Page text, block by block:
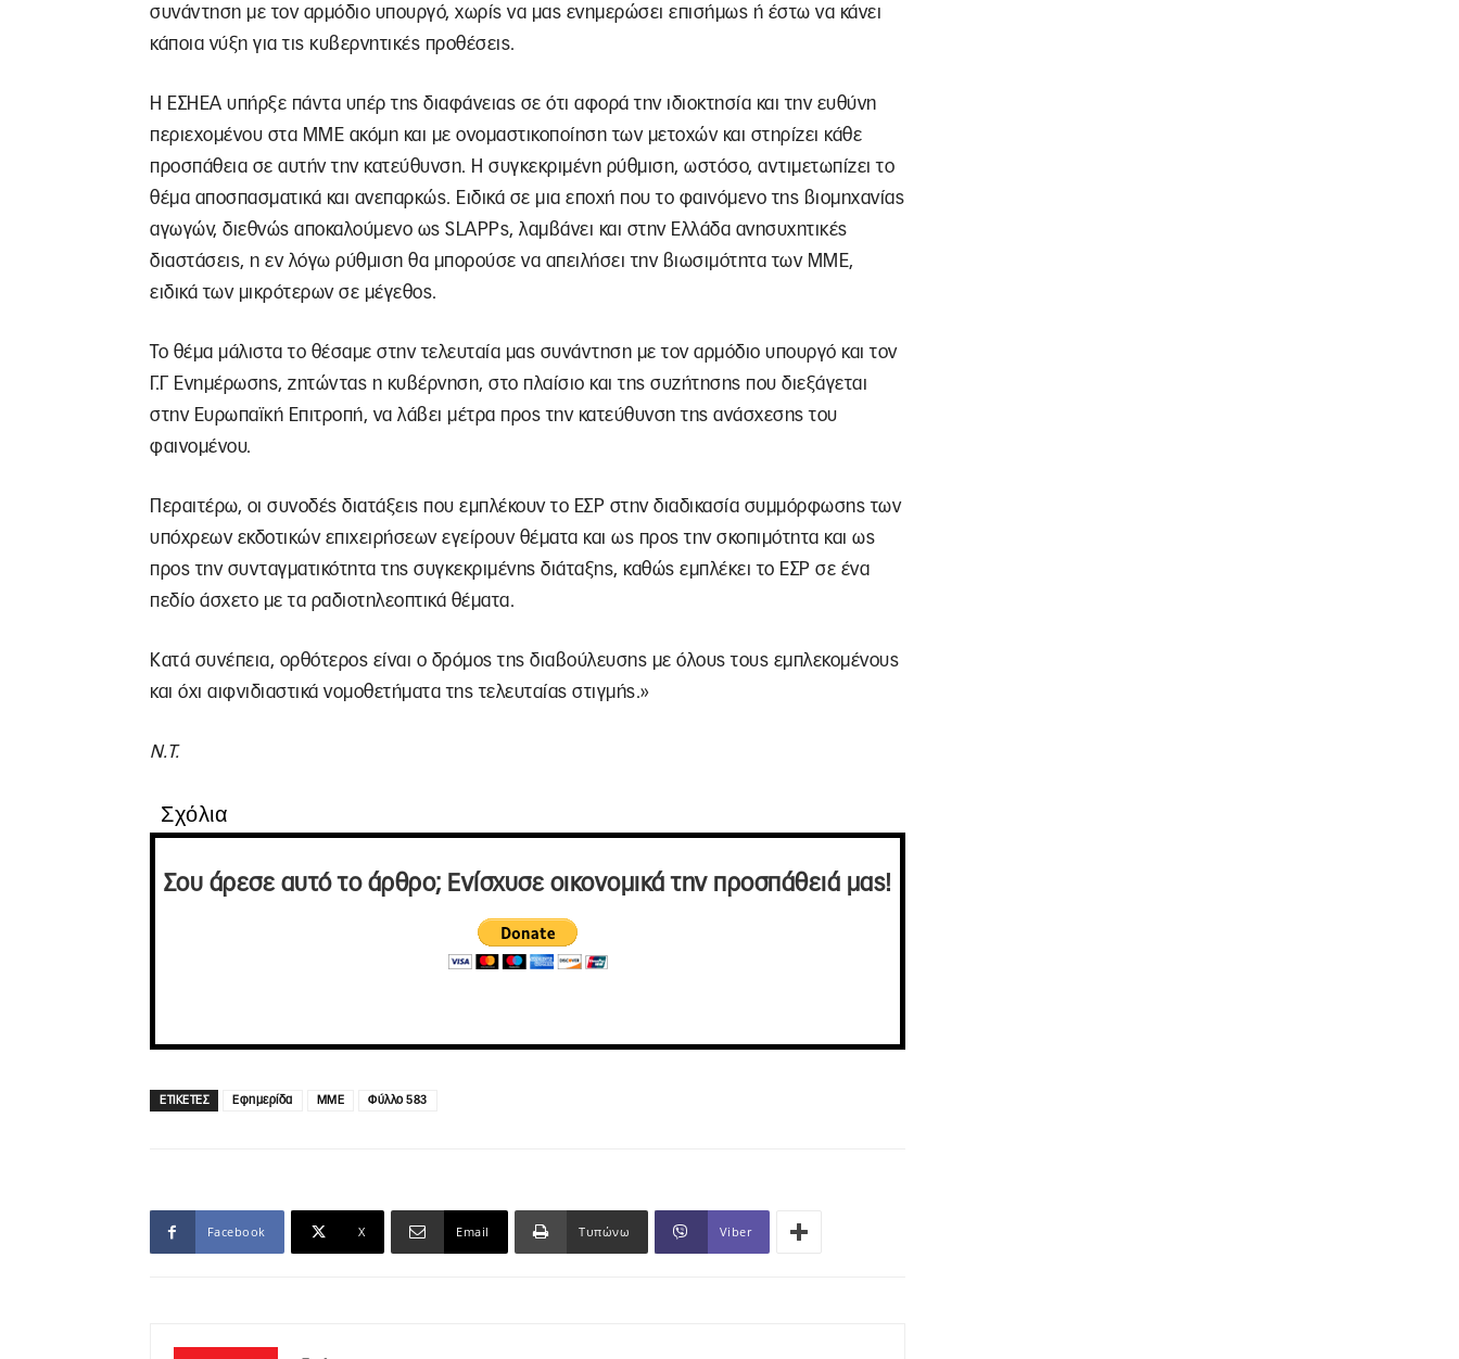
συνάντηση με τον αρμόδιο υπουργό, χωρίς να μας ενημερώσει επισήμως ή έστω να κάνει
κάποια νύξη για τις κυβερνητικές προθέσεις.
Η ΕΣΗΕΑ υπήρξε πάντα υπέρ της διαφάνειας σε ότι αφορά την ιδιοκτησία και την ευθύνη
περιεχομένου στα ΜΜΕ ακόμη και με ονομαστικοποίηση των μετοχών και στηρίζει κάθε
προσπάθεια σε αυτήν την κατεύθυνση. Η συγκεκριμένη ρύθμιση, ωστόσο, αντιμετωπίζει το
θέμα αποσπασματικά και ανεπαρκώς. Ειδικά σε μια εποχή που το φαινόμενο της βιομηχανίας
αγωγών, διεθνώς αποκαλούμενο ως SLAPPs, λαμβάνει και στην Ελλάδα ανησυχητικές
διαστάσεις, η εν λόγω ρύθμιση θα μπορούσε να απειλήσει την βιωσιμότητα των ΜΜΕ,
ειδικά των μικρότερων σε μέγεθος.
Το θέμα μάλιστα το θέσαμε στην τελευταία μας συνάντηση με τον αρμόδιο υπουργό και τον
Γ.Γ Ενημέρωσης, ζητώντας η κυβέρνηση, στο πλαίσιο και της συζήτησης που διεξάγεται
στην Ευρωπαϊκή Επιτροπή, να λάβει μέτρα προς την κατεύθυνση της ανάσχεσης του
φαινομένου.
Περαιτέρω, οι συνοδές διατάξεις που εμπλέκουν το ΕΣΡ στην διαδικασία συμμόρφωσης των
υπόχρεων εκδοτικών επιχειρήσεων εγείρουν θέματα και ως προς την σκοπιμότητα και ως
προς την συνταγματικότητα της συγκεκριμένης διάταξης, καθώς εμπλέκει το ΕΣΡ σε ένα
πεδίο άσχετο με τα ραδιοτηλεοπτικά θέματα.
Κατά συνέπεια, ορθότερος είναι ο δρόμος της διαβούλευσης με όλους τους εμπλεκομένους
και όχι αιφνιδιαστικά νομοθετήματα της τελευταίας στιγμής.»
Ν.Τ.
Σχόλια
Σου άρεσε αυτό το άρθρο; Ενίσχυσε οικονομικά την προσπάθειά μας!
ΕΤΙΚΕΤΕΣ Εφημερίδα ΜΜΕ Φύλλο 583
Facebook X Email Τυπώνω Viber